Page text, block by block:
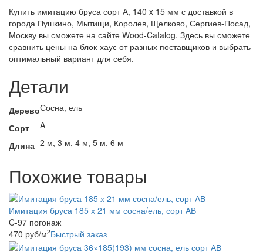
Купить имитацию бруса сорт А, 140 x 15 мм с доставкой в
города Пушкино, Мытищи, Королев, Щелково, Сергиев-Посад,
Москву вы сможете на сайте Wood-Catalog. Здесь вы сможете
сравнить цены на блок-хаус от разных поставщиков и выбрать
оптимальный вариант для себя.
Детали
ДеревоСосна, ель
Сорт
A
Длина 2 м, 3 м, 4 м, 5 м, 6 м
Похожие товары
Имитация бруса 185 х 21 мм сосна/ель, сорт АВ
C-97 погонаж
470 руб/м2Быстрый заказ